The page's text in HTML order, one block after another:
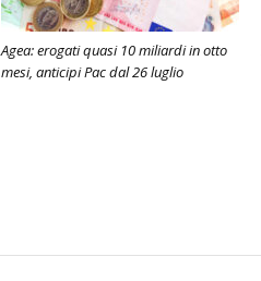
Agea: erogati quasi 10 miliardi in otto
mesi, anticipi Pac dal 26 luglio